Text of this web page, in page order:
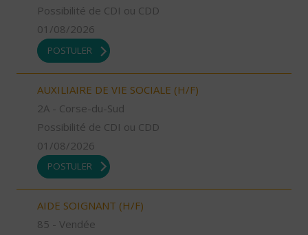
Possibilité de CDI ou CDD
01/08/2026
POSTULER
AUXILIAIRE DE VIE SOCIALE (H/F)
2A - Corse-du-Sud
Possibilité de CDI ou CDD
01/08/2026
POSTULER
AIDE SOIGNANT (H/F)
85 - Vendée